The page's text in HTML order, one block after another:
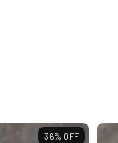
36% OFF